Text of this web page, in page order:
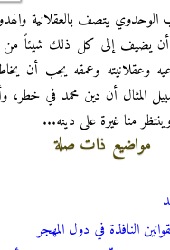
يتصف بالعقلانية
يضيف إلى كل ذلك شيئاً من
وعقلانيته وعمقه يجب أن
المثال أن دين محمد في خطر،
منا غيرة على دينه...
مواضيع ذات صلة
النافذة في دول المهجر